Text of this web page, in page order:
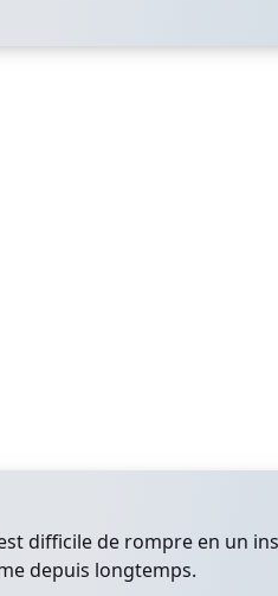
difficile de rompre en un
depuis longtemps.